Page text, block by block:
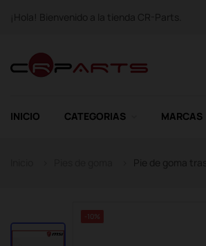
INICIO CATEGORIAS MARCAS
-10%